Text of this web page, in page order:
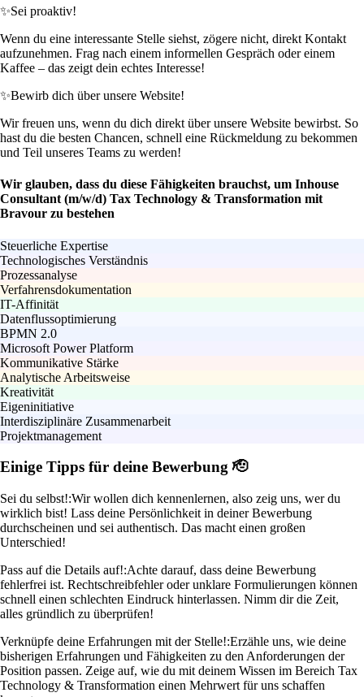
✨Sei proaktiv!
Wenn du eine interessante Stelle siehst, zögere nicht, direkt Kontakt
aufzunehmen. Frag nach einem informellen Gespräch oder einem
Kaffee – das zeigt dein echtes Interesse!
✨Bewirb dich über unsere Website!
Wir freuen uns, wenn du dich direkt über unsere Website bewirbst. So
hast du die besten Chancen, schnell eine Rückmeldung zu bekommen
und Teil unseres Teams zu werden!
Wir glauben, dass du diese Fähigkeiten brauchst, um Inhouse
Consultant (m/w/d) Tax Technology & Transformation mit
Bravour zu bestehen
Steuerliche Expertise
Technologisches Verständnis
Prozessanalyse
Verfahrensdokumentation
IT-Affinität
Datenflussoptimierung
BPMN 2.0
Microsoft Power Platform
Kommunikative Stärke
Analytische Arbeitsweise
Kreativität
Eigeninitiative
Interdisziplinäre Zusammenarbeit
Projektmanagement
Einige Tipps für deine Bewerbung 🫡
Sei du selbst!:Wir wollen dich kennenlernen, also zeig uns, wer du
wirklich bist! Lass deine Persönlichkeit in deiner Bewerbung
durchscheinen und sei authentisch. Das macht einen großen
Unterschied!
Pass auf die Details auf!:Achte darauf, dass deine Bewerbung
fehlerfrei ist. Rechtschreibfehler oder unklare Formulierungen können
schnell einen schlechten Eindruck hinterlassen. Nimm dir die Zeit,
alles gründlich zu überprüfen!
Verknüpfe deine Erfahrungen mit der Stelle!:Erzähle uns, wie deine
bisherigen Erfahrungen und Fähigkeiten zu den Anforderungen der
Position passen. Zeige auf, wie du mit deinem Wissen im Bereich Tax
Technology & Transformation einen Mehrwert für uns schaffen